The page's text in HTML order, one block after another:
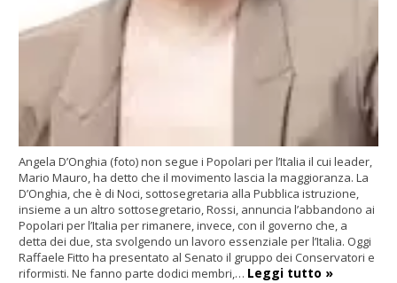
Angela D’Onghia (foto) non segue i Popolari per l’Italia il cui leader,
Mario Mauro, ha detto che il movimento lascia la maggioranza. La
D’Onghia, che è di Noci, sottosegretaria alla Pubblica istruzione,
insieme a un altro sottosegretario, Rossi, annuncia l’abbandono ai
Popolari per l’Italia per rimanere, invece, con il governo che, a
detta dei due, sta svolgendo un lavoro essenziale per l’Italia. Oggi
Raffaele Fitto ha presentato al Senato il gruppo dei Conservatori e
riformisti. Ne fanno parte dodici membri,… Leggi tutto »